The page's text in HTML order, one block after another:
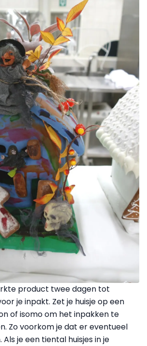
product twee dagen tot
je inpakt. Zet je huisje op een
of isomo om het inpakken te
Zo voorkom je dat er eventueel
je een tiental huisjes in je